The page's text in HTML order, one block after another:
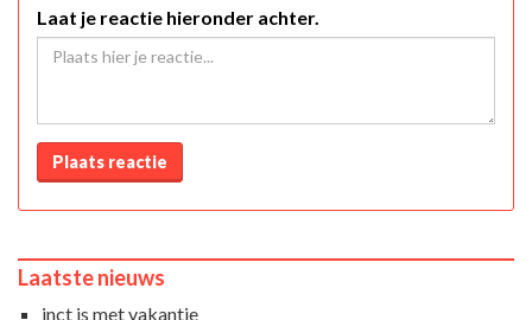
Laat je reactie hieronder achter.
Plaats reactie
Laatste nieuws
inct is met vakantie